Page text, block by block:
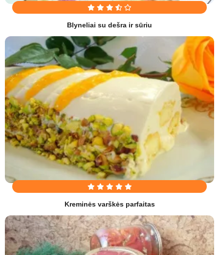
Blyneliai su dešra ir sūriu
Kreminės varškės parfaitas